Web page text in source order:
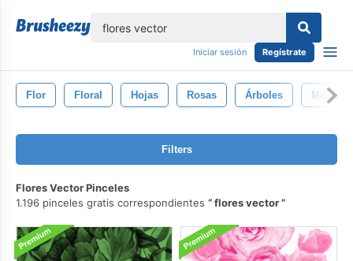
Iniciar sesión Regístrate
Flor Floral Hojas Rosas Árboles
Filters
Flores Vector Pinceles
1.196 pinceles gratis correspondientes
flores vector